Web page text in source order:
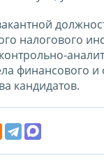
налогового
финансового
кандидатов.